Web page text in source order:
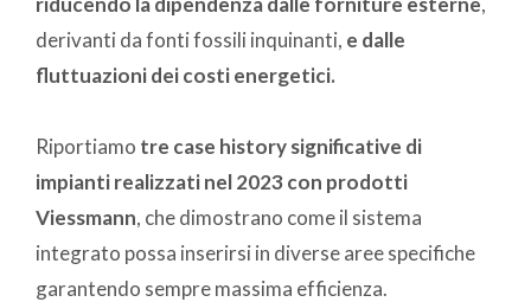
derivanti da fonti fossili inquinanti, e dalle
fluttuazioni dei costi energetici.
Riportiamo tre case history significative di
impianti realizzati nel 2023 con prodotti
Viessmann, che dimostrano come il sistema
integrato possa inserirsi in diverse aree specifiche
garantendo sempre massima efficienza.